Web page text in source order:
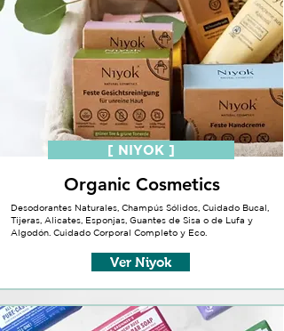
[ NIYOK ]
Organic Cosmetics
Desodorantes Naturales, Champús Sólidos, Cuidado Bucal,
Tijeras, Alicates, Esponjas, Guantes de Sisa o de Lufa y
Algodón. Cuidado Corporal Completo y Eco.
Ver Niyok